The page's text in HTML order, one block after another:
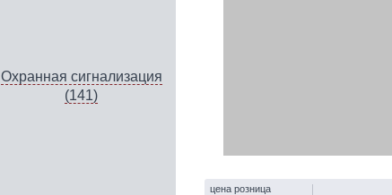
Охранная сигнализация
(141)
цена розница